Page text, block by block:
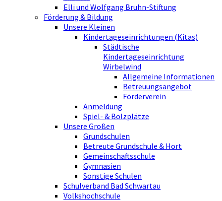
Elli und Wolfgang Bruhn-Stiftung
Förderung & Bildung
Unsere Kleinen
Kindertageseinrichtungen (Kitas)
Städtische
Kindertageseinrichtung
Wirbelwind
Allgemeine Informationen
Betreuungsangebot
Förderverein
Anmeldung
Spiel- & Bolzplätze
Unsere Großen
Grundschulen
Betreute Grundschule & Hort
Gemeinschaftsschule
Gymnasien
Sonstige Schulen
Schulverband Bad Schwartau
Volkshochschule